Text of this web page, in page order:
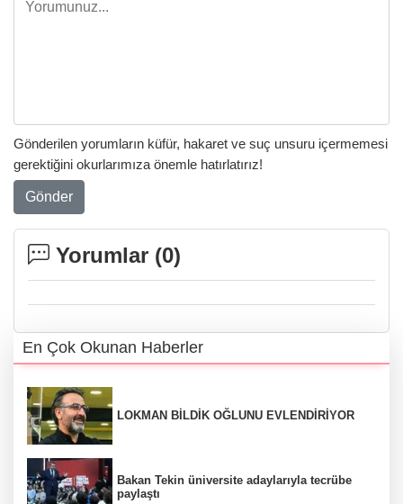
Gönderilen yorumların küfür, hakaret ve suç unsuru içermemesi
gerektiğini okurlarımıza önemle hatırlatırız!
Gönder
Yorumlar (0)
En Çok Okunan Haberler
LOKMAN BİLDİK OĞLUNU EVLENDİRİYOR
Bakan Tekin üniversite adaylarıyla tecrübe
paylaştı